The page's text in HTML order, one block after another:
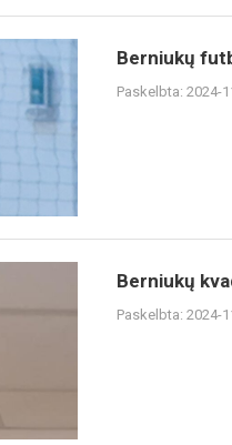
Berniukų
Paskelbta: 2024-
Berniukų
Paskelbta: 2024-